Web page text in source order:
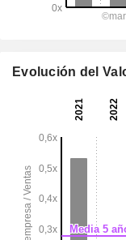
Evolución del